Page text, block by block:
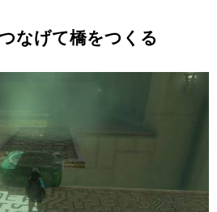
なげて橋をつくる